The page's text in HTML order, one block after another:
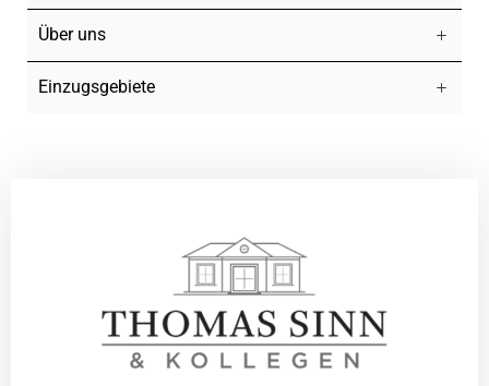
Über uns
Einzugsgebiete